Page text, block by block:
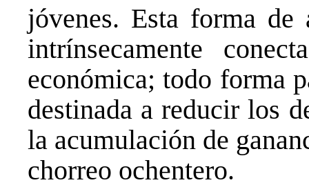
jóvenes. Esta forma de
intrínsecamente
económica; todo forma
destinada a reducir los
la acumulación de
chorreo ochentero.